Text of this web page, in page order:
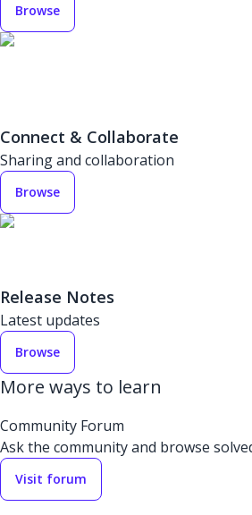
Browse
Connect & Collaborate
Sharing and collaboration
Browse
Release Notes
Latest updates
Browse
More ways to learn
Community Forum
Ask the community and browse
Visit forum